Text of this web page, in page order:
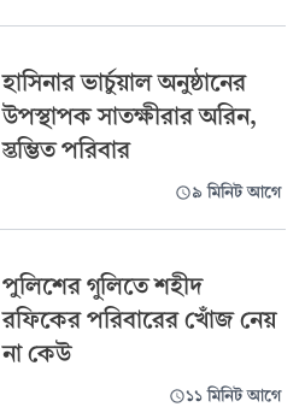
হাসিনার ভার্চুয়াল অনুষ্ঠানের
উপস্থাপক সাতক্ষীরার অরিন,
স্তম্ভিত পরিবার
৯ মিনিট আগে
পুলিশের গুলিতে শহীদ
রফিকের পরিবারের খোঁজ নেয়
না কেউ
১১ মিনিট আগে